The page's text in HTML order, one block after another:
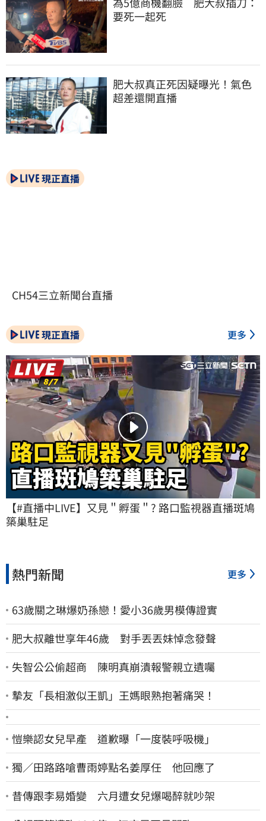
要死一起死
肥大叔真正死因疑曝光！氣色
超差還開直播
現正直播
CH54三立新聞台直播
現正直播 更多
【#直播中LIVE】又見＂孵蛋＂? 路口監視器直播斑鳩
築巢駐足
熱門新聞 更多
63歲關之琳爆奶孫戀！愛小36歲男模傳證實
肥大叔離世享年46歲 對手丟丟妹悼念發聲
失智公公偷超商 陳明真崩潰報警親立遺囑
摯友「長相激似王凱」王媽眼熟抱著痛哭！
愷樂認女兒早產 道歉曝「一度裝呼吸機」
獨／田路路嗆曹雨婷點名姜厚任 他回應了
昔傳跟李易婚變 六月遭女兒爆喝醉就吵架